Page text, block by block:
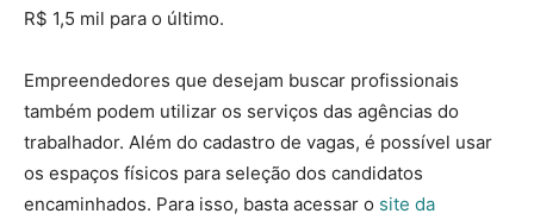
R$ 1,5 mil para o último.
Empreendedores que desejam buscar profissionais
também podem utilizar os serviços das agências do
trabalhador. Além do cadastro de vagas, é possível usar
os espaços físicos para seleção dos candidatos
encaminhados. Para isso, basta acessar o site da